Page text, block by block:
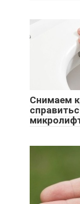
Снимаем